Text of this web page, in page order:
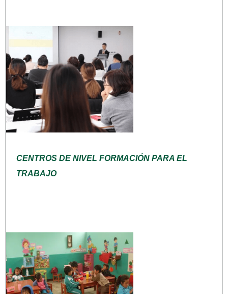
CENTROS DE NIVEL FORMACIÓN PARA EL
TRABAJO